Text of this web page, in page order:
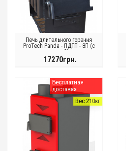
Печь длительного горения
ProTech Panda - ПДГП - 8П (с
плитой)
17270грн.
Бесплатная
доставка
Вес 210кг